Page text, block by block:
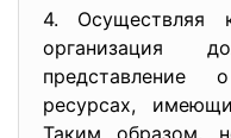
4. Осуществляя
организация
представление
ресурсах,
Таким образом,